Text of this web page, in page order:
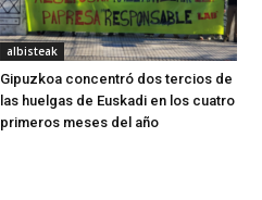
albisteak
Gipuzkoa concentró dos tercios de
las huelgas de Euskadi en los cuatro
primeros meses del año